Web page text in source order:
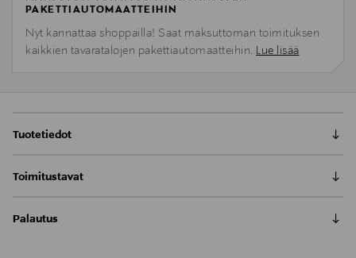
PAKETTIAUTOMAATTEIHIN
Nyt kannattaa shoppailla! Saat maksuttoman toimituksen
kaikkien tavaratalojen pakettiautomaatteihin. Lue lisää
Tuotetiedot
ja kutisevalle hiuspohjalle. Hyaluronihappo kosteuttaa
yhdessä proteiinien auttavat hiuspohjaa pysymään
Toimitustavat
0,00 € – 4,90 €
Palautus